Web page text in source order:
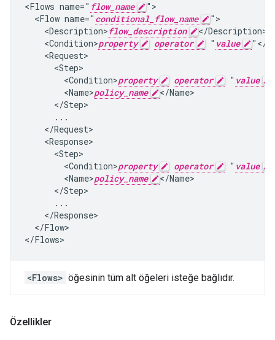
<Flows name=" flow_name
">
  <Flow name="
conditional_flow_name
">
    <Description>
flow_description
</Description>
    <Condition>
property operator " value
"</
    <Request>
      <Step>
        <Condition>
property operator " value
        <Name>
policy_name
</Name>
      </Step>
      ...
    </Request>
    <Response>
      <Step>
        <Condition>
property operator " value
        <Name>
policy_name
</Name>
      </Step>
      ...
    </Response>
  </Flow>
</Flows>
<Flows> öğesinin tüm alt öğeleri isteğe bağlıdır.
Özellikler